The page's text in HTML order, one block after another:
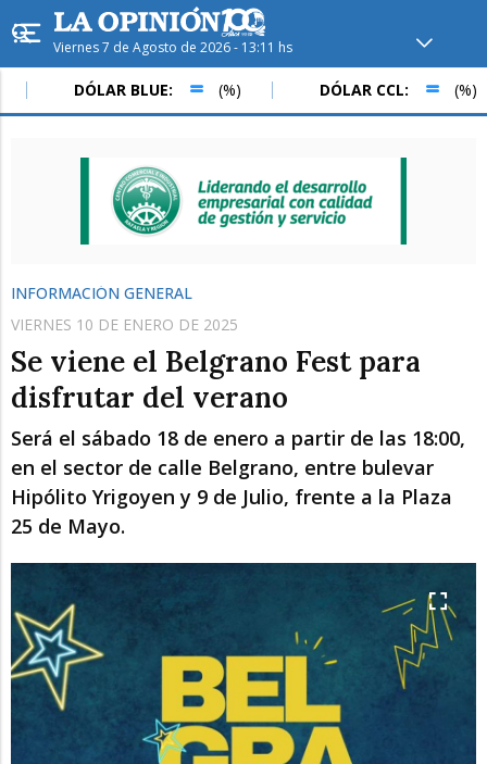
Viernes 7 de Agosto de 2026 - 13:11 hs
Hoy enRafaela ver clima
Mín / Máx
Humedad
Presión
Sáb Dom Lun
DÓLAR BLUE: (%) DÓLAR CCL: (%)
INFORMACIÓN GENERAL
VIERNES 10 DE ENERO DE 2025
Se viene el Belgrano Fest para
disfrutar del verano
Será el sábado 18 de enero a partir de las 18:00,
en el sector de calle Belgrano, entre bulevar
Hipólito Yrigoyen y 9 de Julio, frente a la Plaza
25 de Mayo.